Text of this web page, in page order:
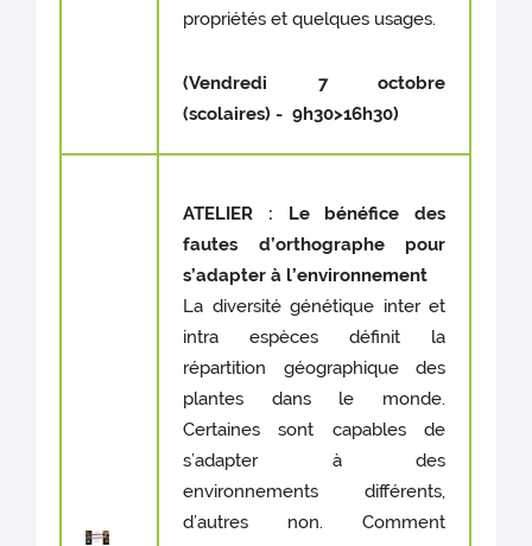
propriétés et quelques usages.
(Vendredi 7 octobre
(scolaires) - 9h30>16h30)
ATELIER : Le bénéfice des
fautes d’orthographe pour
s’adapter à l’environnement
La diversité génétique inter et
intra espèces définit la
répartition géographique des
plantes dans le monde.
Certaines sont capables de
s’adapter à des
environnements différents,
d’autres non. Comment